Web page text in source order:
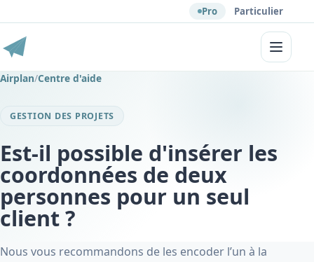
Pro Particulier
Menu
Airplan/Centre d'aide
GESTION DES PROJETS
Est-il possible d'insérer les
coordonnées de deux
personnes pour un seul
client ?
Nous vous recommandons de les encoder l’un à la